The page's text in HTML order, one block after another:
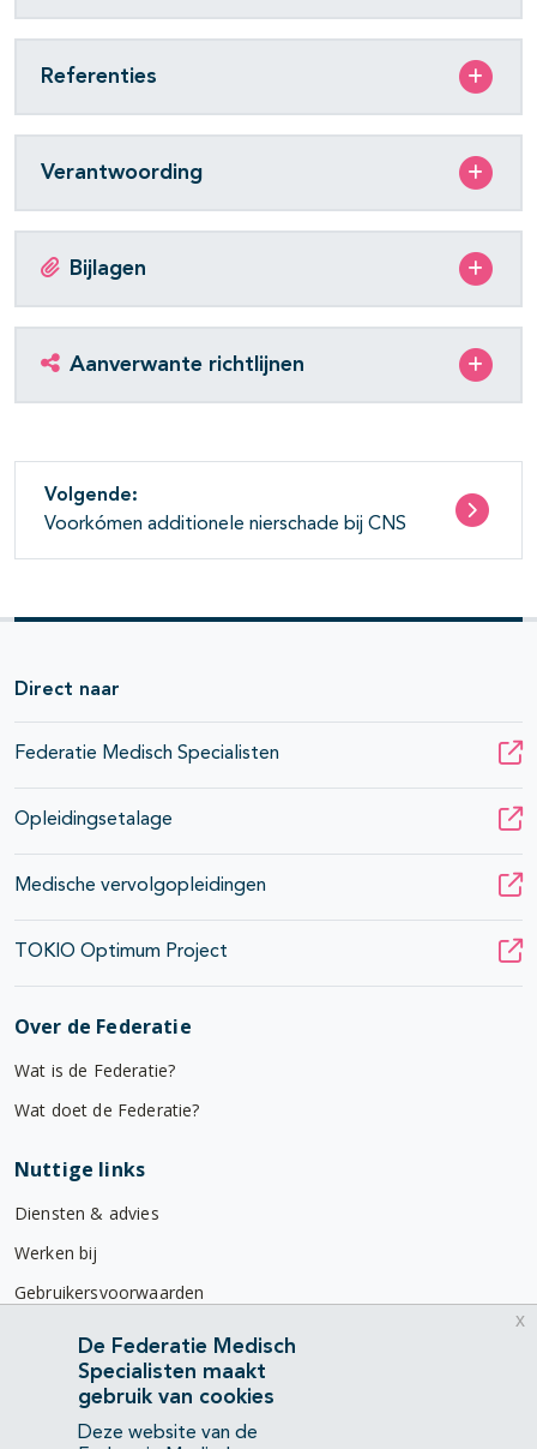
Referenties
Verantwoording
Bijlagen
Aanverwante richtlijnen
Volgende:
Voorkómen additionele nierschade bij CNS
Direct naar
Federatie Medisch Specialisten
Opleidingsetalage
Medische vervolgopleidingen
TOKIO Optimum Project
Over de Federatie
Wat is de Federatie?
Wat doet de Federatie?
Nuttige links
Diensten & advies
Werken bij
Gebruikersvoorwaarden
Privacyverklaring
Contact
Mercatorlaan 1200
De Federatie Medisch
Specialisten maakt
gebruik van cookies
Deze website van de
x